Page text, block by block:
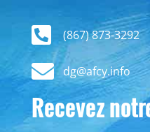
(867) 873-3292
dg@afcy.info
Recevez